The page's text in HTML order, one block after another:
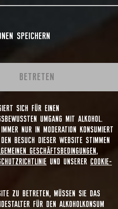
SPEICHERN
BETRETEN
SICH FÜR EINEN
UMGANG MIT ALKOHOL.
NUR IN MODERATION KONSUMIERT
BESUCH DIESER WEBSITE STIMMEN
GESCHÄFTSBEDINGUNGEN,
UND UNSERER COOKIE-
ZU BETRETEN, MÜSSEN SIE DAS
FÜR DEN ALKOHOLKONSUM